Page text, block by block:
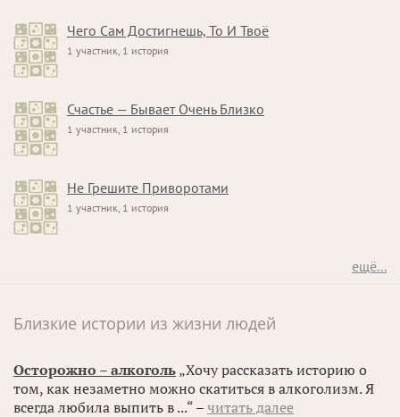
Чего Сам Достигнешь, То И Твоё
1 участник, 1 история
Счастье — Бывает Очень Близко
1 участник, 1 история
Не Грешите Приворотами
1 участник, 1 история
ещё...
Близкие истории из жизни людей
Осторожно – алкоголь „Хочу рассказать историю о
том, как незаметно можно скатиться в алкоголизм. Я
всегда любила выпить в ...“ – читать далее